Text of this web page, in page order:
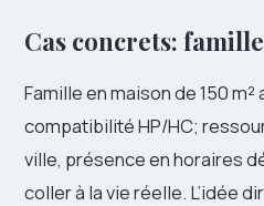
Cas concrets:
Famille en maison de 150
compatibilité HP/HC;
ville, présence en horaires
coller à la vie réelle. L’idée